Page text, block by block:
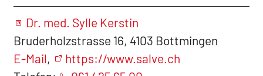
Dr. med. Sylle Kerstin
Bruderholzstrasse 16, 4103 Bottmingen
E-Mail,
https://www.salve.ch